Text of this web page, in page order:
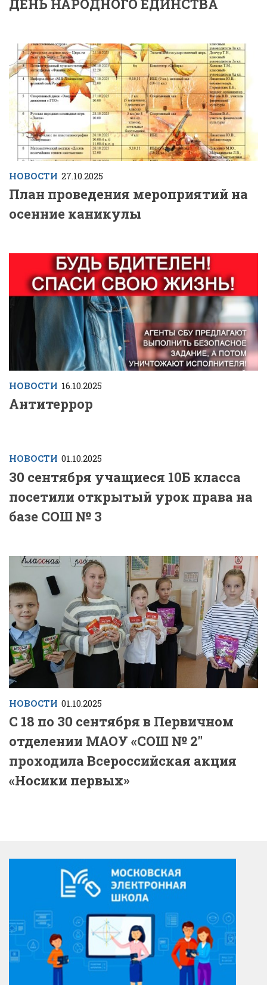
ДЕНЬ НАРОДНОГО ЕДИНСТВА
НОВОСТИ 27.10.2025
План проведения мероприятий на
осенние каникулы
НОВОСТИ 16.10.2025
Антитеррор
НОВОСТИ 01.10.2025
30 сентября учащиеся 10Б класса
посетили открытый урок права на
базе СОШ № 3
НОВОСТИ 01.10.2025
С 18 по 30 сентября в Первичном
отделении МАОУ «СОШ № 2″
проходила Всероссийская акция
«Носики первых»